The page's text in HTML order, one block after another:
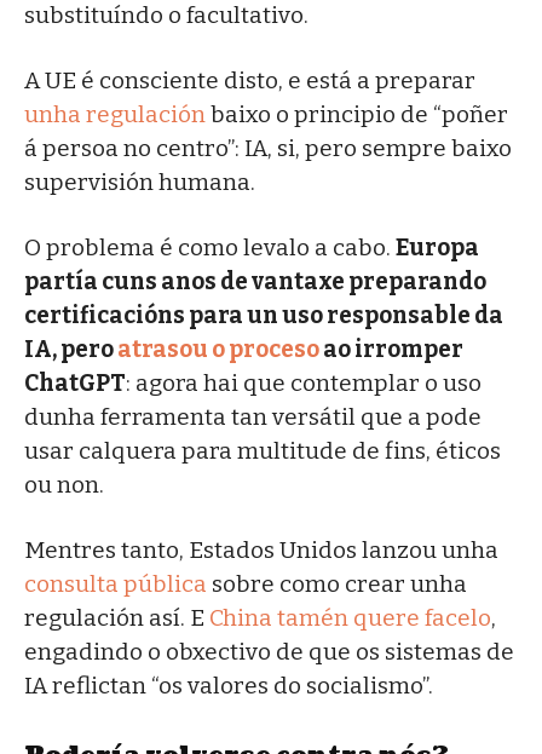
substituíndo o facultativo.
A UE é consciente disto, e está a preparar
unha regulaciónbaixo o principio de “poñer
á persoa no centro”: IA, si, pero sempre baixo
supervisión humana.
O problema é como levalo a cabo. Europa
partía cuns anos de vantaxe preparando
certificacións para un uso responsable da
IA, peroatrasou o procesoao irromper
ChatGPT: agora hai que contemplar o uso
dunha ferramenta tan versátil que a pode
usar calquera para multitude de fins, éticos
ou non.
Mentres tanto, Estados Unidos lanzou unha
consulta pública sobre como crear unha
regulación así. E China tamén quere facelo,
engadindo o obxectivo de que os sistemas de
IA reflictan “os valores do socialismo”.